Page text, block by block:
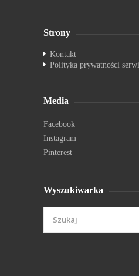
Strony
Kontakt
Polityka prywatności
Media
Facebook
Instagram
Pinterest
Wyszukiwarka